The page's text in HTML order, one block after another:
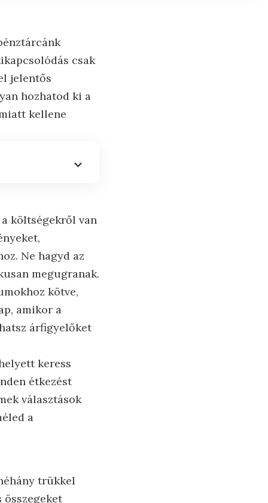
csak
jelentős
hozhatod ki a
kellene
költségekről van
Ne hagyd az
megugranak.
kötve,
amikor a
árfigyelőket
keress
étkezést
választások
a
trükkel